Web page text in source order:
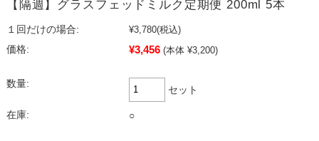
【隔週】グラスフェッドミルク定期便 200ml 5本
１回だけの場合: ¥3,780(税込)
価格:
¥3,456 (本体 ¥3,200)
数量:
セット
在庫: ○